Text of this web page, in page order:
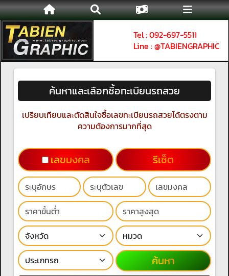
Tel : 092-697-5511
Line : @TABIENGRAPHIC
ค้นหาและเลือกซื้อทะเบียนรถสวย
เปรียบเทียบและตัดสินใจซื้อเลขทะเบียนรถสวยได้ตรงตาม
ความต้องการมากที่สุด
เลขมงคล รีเช็ต
ค้นหา